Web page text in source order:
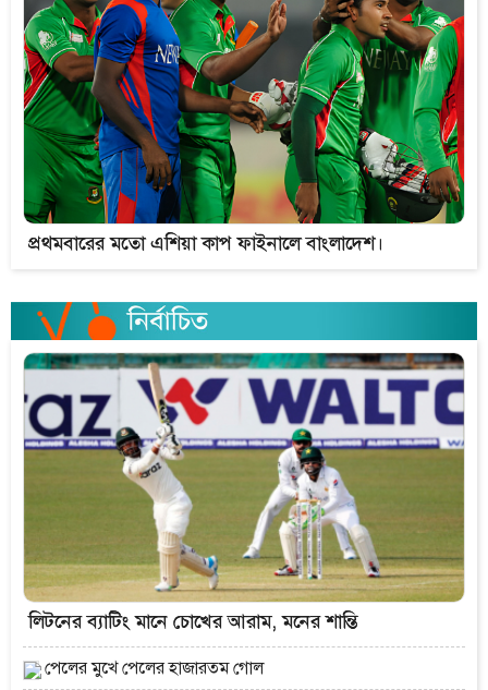
প্রথমবারের মতো এশিয়া কাপ ফাইনালে বাংলাদেশ।
লিটনের ব্যাটিং মানে চোখের আরাম, মনের শান্তি
পেলের মুখে পেলের হাজারতম গোল